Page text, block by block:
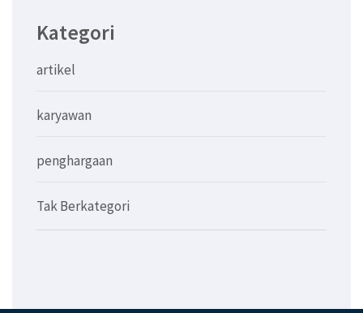
Kategori
artikel
karyawan
penghargaan
Tak Berkategori